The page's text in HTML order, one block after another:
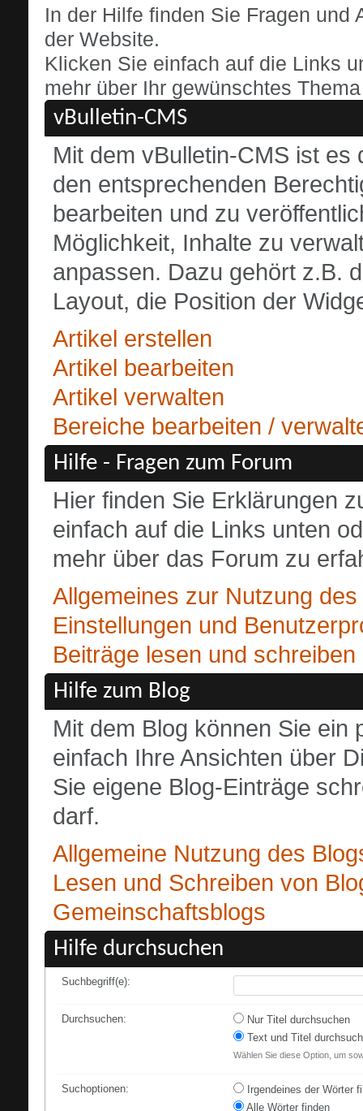
In der Hilfe finden Sie Fragen und
der Website.
Klicken Sie einfach auf die Links
mehr über Ihr gewünschtes
vBulletin-CMS
Mit dem vBulletin-CMS ist
den entsprechenden
bearbeiten und zu
Möglichkeit, Inhalte zu
anpassen. Dazu gehört z.B.
Layout, die Position der
Artikel erstellen
Artikel bearbeiten
Artikel verwalten
Bereiche bearbeiten /
Hilfe - Fragen zum Forum
Hier finden Sie Erklärungen
einfach auf die Links unten
mehr über das Forum zu
Allgemeines zur Nutzung
Einstellungen und
Beiträge lesen und schreiben
Hilfe zum Blog
Mit dem Blog können Sie ein
einfach Ihre Ansichten über
Sie eigene Blog-Einträge
darf.
Allgemeine Nutzung des
Lesen und Schreiben von
Gemeinschaftsblogs
Hilfe durchsuchen
Suchbegriff(e):
Durchsuchen:
Nur Titel durchsuchen
Text und Titel
Wählen Sie diese Option, um
Suchoptionen:
Irgendeines der Wörter
Alle Wörter finden